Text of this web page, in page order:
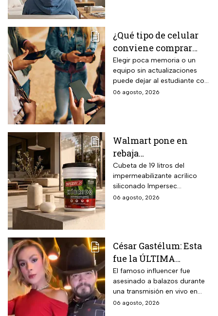
capacidad de gestión
mediante inteligencia artificial
con modo AI Auto Cooling
que ajusta automáticamente
el rendimiento según
¿Qué tipo de celular
conviene comprar
para el regreso a
clases? La guía según
el nivel escolar
Elegir poca memoria o un
equipo sin actualizaciones
puede dejar al estudiante con
un celular lento e
06 agosto, 2026
Walmart pone en
rebaja
impermeabilizante
ecológico Impersec 10
años con caucho
reciclado de 19 litros
Cubeta de 19 litros del
impermeabilizante acrílico
siliconado Impersec
formulado con hasta 60 por
térmicas frente al frío y calor,
reducción del paso de ruidos
exteriores y aplicación directa
mediante cepillo de ixtle sin
necesidad de tela de refuerzo
06 agosto, 2026
César Gastélum: Esta
fue la ÚLTIMA
publicación del
influencer en redes
sociales: “La cita
fresita” | VIDEO
El famoso influencer fue
asesinado a balazos durante
una transmisión en vivo en
calles del municipio de
06 agosto, 2026